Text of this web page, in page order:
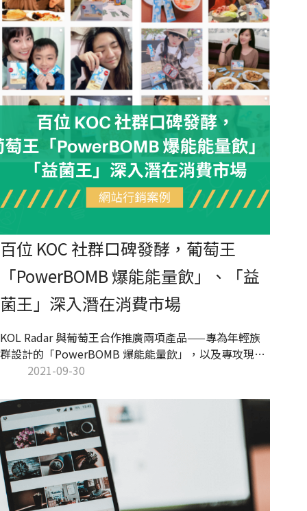
百位 KOC 社群口碑發酵，葡萄王
「PowerBOMB 爆能能量飲」、「益
菌王」深入潛在消費市場
KOL Radar 與葡萄王合作推廣兩項產品——專為年輕族
群設計的「PowerBOMB 爆能能量飲」，以及專攻現代
人消化道問題的「益菌王」。本次合作期望藉由網紅宣
效，並深化品牌在目標族群中的形象。
2021-09-30